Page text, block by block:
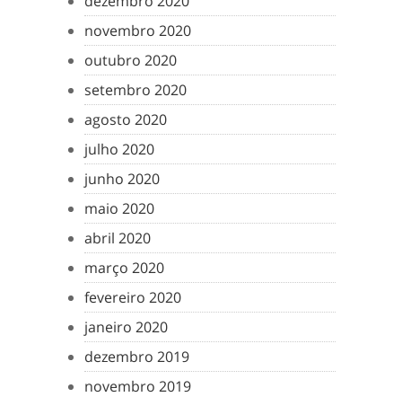
novembro 2020
outubro 2020
setembro 2020
agosto 2020
julho 2020
junho 2020
maio 2020
abril 2020
março 2020
fevereiro 2020
janeiro 2020
dezembro 2019
novembro 2019